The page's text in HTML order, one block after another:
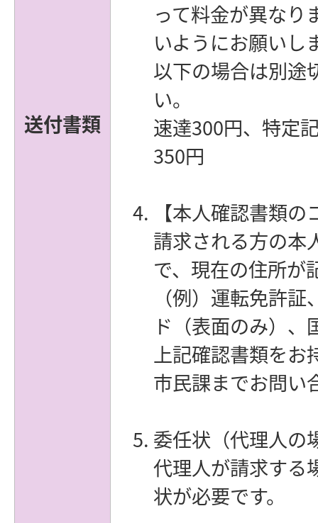
送付書類
って料金が異なり
いようにお願いし
以下の場合は別途
い。
速達300円、特定
350円
【本人確認書類の
請求される方の本
で、現在の住所が
（例）運転免許
ド（表面のみ）
上記確認書類をお
市民課までお問い
委任状（代理人の
代理人が請求する
状が必要です。